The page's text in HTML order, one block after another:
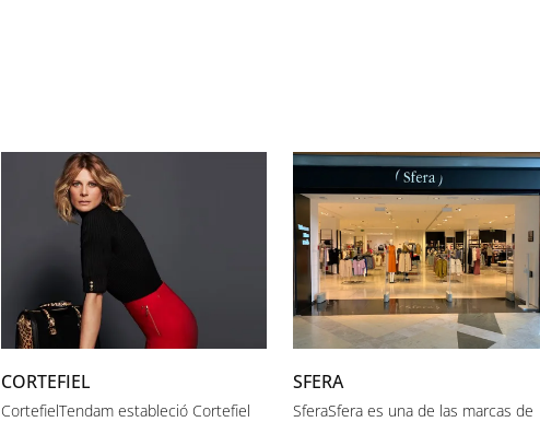
CORTEFIEL
CortefielTendam estableció Cortefiel
SFERA
SferaSfera es una de las marcas de